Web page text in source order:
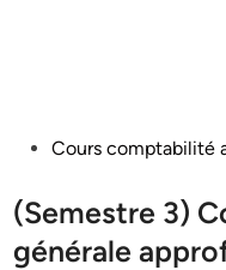
PostedCours comptabilité
(Semestre 3)
générale